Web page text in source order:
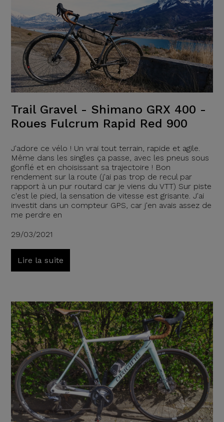
Trail Gravel - Shimano GRX 400 -
Roues Fulcrum Rapid Red 900
J'adore ce vélo ! Un vrai tout terrain, rapide et agile.
Même dans les singles ça passe, avec les pneus sous
gonflé et en choisissant sa trajectoire ! Bon
rendement sur la route (j'ai pas trop de recul par
rapport à un pur routard car je viens du VTT) Sur piste
c'est le pied, la sensation de vitesse est grisante. J'ai
investit dans un compteur GPS, car j'en avais assez de
me perdre en
29/03/2021
Lire la suite